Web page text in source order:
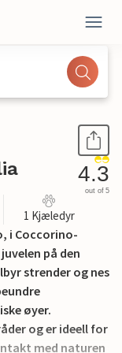
4.3
out of 5
1 Kjæledyr
i Coccorino-
på den
strender og nes
øyer.
og er ideell for
med naturen